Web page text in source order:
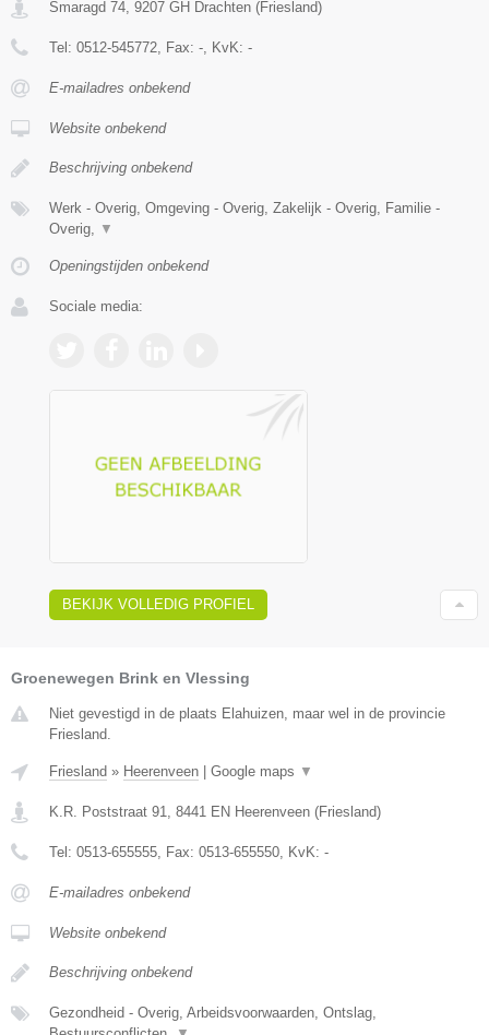
Smaragd 74 9207 GH Drachten (Friesland)
Tel: 0512-545772 , Fax: - , KvK: -
E-mailadres onbekend
Website onbekend
Beschrijving onbekend
Werk - Overig, Omgeving - Overig, Zakelijk - Overig, Familie -
Overig,
▼
Openingstijden onbekend
Sociale media:
BEKIJK VOLLEDIG PROFIEL
Groenewegen Brink en Vlessing
Niet gevestigd in de plaats Elahuizen, maar wel in de provincie
Friesland.
Friesland » Heerenveen | Google maps ▼
K.R. Poststraat 91 8441 EN Heerenveen (Friesland)
Tel: 0513-655555 , Fax: 0513-655550 , KvK: -
E-mailadres onbekend
Website onbekend
Beschrijving onbekend
Gezondheid - Overig, Arbeidsvoorwaarden, Ontslag,